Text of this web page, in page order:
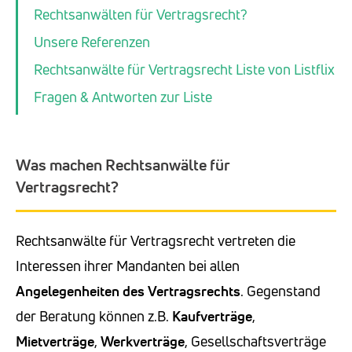
Rechtsanwälten für Vertragsrecht?
Unsere Referenzen
Rechtsanwälte für Vertragsrecht Liste von Listflix
Fragen & Antworten zur Liste
Was machen Rechtsanwälte für
Vertragsrecht?
Rechtsanwälte für Vertragsrecht vertreten die
Interessen ihrer Mandanten bei allen
Angelegenheiten des Vertragsrechts. Gegenstand
der Beratung können z.B. Kaufverträge,
Mietverträge, Werkverträge, Gesellschaftsverträge